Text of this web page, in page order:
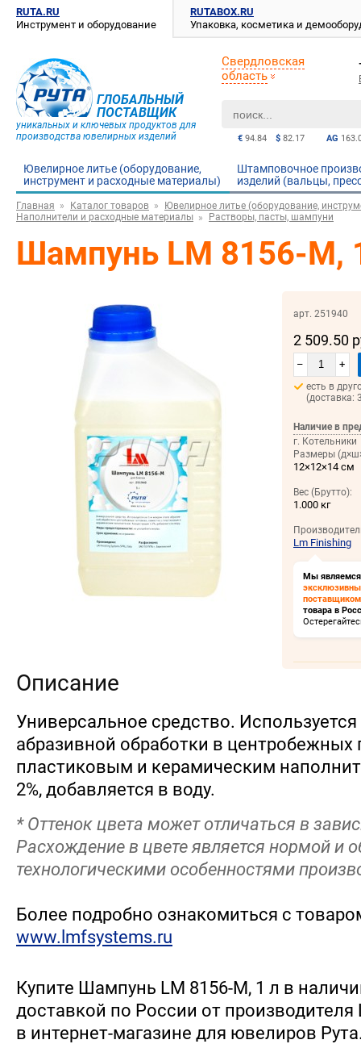
RUTA.RU
Инструмент и оборудование
RUTABOX.RU
Упаковка, косметика и
ГЛОБАЛЬНЫЙ
ПОСТАВЩИК
уникальных и ключевых продуктов для
производства ювелирных изделий
AG
€ 94.84 $ 82.17
Свердловская
область
Ювелирное литье (оборудование,
инструмент и расходные материалы)
Штамповочное
изделий (вальцы,
Главная Каталог товаров
Ювелирное литье (оборудование,
Наполнители и расходные материалы
Растворы, пасты, шампуни
Шампунь LM 8156-M,
арт. 251940
2 509.50
– +
есть в
(доставка:
Наличие в
г. Котельники
Размеры
12×12×14 см
Вес (Брутто):
1.000 кг
Lm Finishing
Мы являемся
поставщиком
товара в
Описание
Универсальное средство.
абразивной обработки в центробежных
пластиковым и керамическим
2%, добавляется в воду.
* Оттенок цвета может отличаться в
Расхождение в цвете является нормой и
технологическими особенностями
Более подробно ознакомиться с
www.lmfsystems.ru
Купите Шампунь LM 8156-M, 1 л в
доставкой по России от производителя
в интернет-магазине для ювелиров